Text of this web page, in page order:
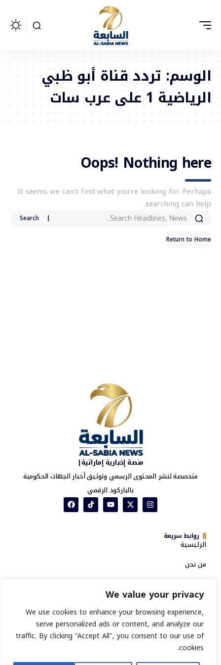
We value your privacy
We use cookies to enhance your browsing experience,
serve personalized ads or content, and analyze our
traffic. By clicking "Accept All", you consent to our use of
cookies.
الوسم: تردد قناة أبو ظبي
الرياضية 1 على عرب سات
Oops! Nothing here
It seems we can’t find what you’re looking for. Perhaps
searching can help.
Return to Home
منصة إخبارية إماراتية|
متخصصة لنشر المحتوى الرسمي وتوثيق أخبار الجهات الحكومية
بالباركود الرقمي
روابط سريعة
الرئيسية
من نحن
المؤسسية ومؤشر تغطيات PR
سياسة الخصوصية
الشروط والأحكام
تسجيل جهة حكومية جديدة
انشر خبرك